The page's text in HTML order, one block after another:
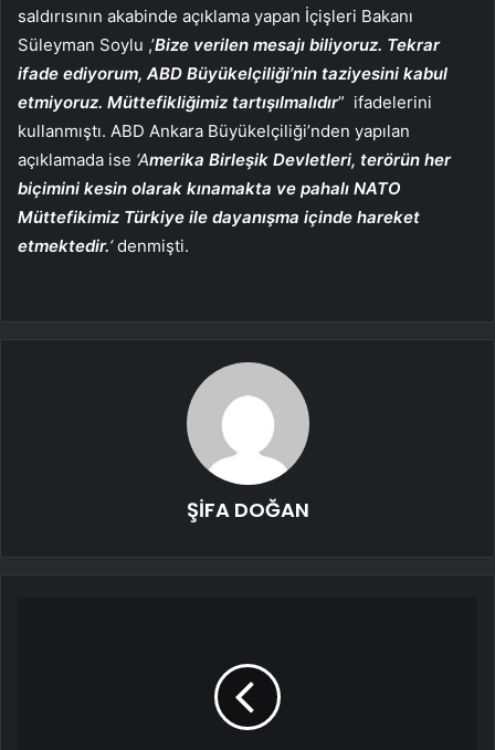
saldırısının akabinde açıklama yapan İçişleri Bakanı
Süleyman Soylu ,’Bize verilen mesajı biliyoruz. Tekrar
ifade ediyorum, ABD Büyükelçiliği’nin taziyesini kabul
etmiyoruz. Müttefikliğimiz tartışılmalıdır” ifadelerini
kullanmıştı. ABD Ankara Büyükelçiliği’nden yapılan
açıklamada ise ‘Amerika Birleşik Devletleri, terörün her
biçimini kesin olarak kınamakta ve pahalı NATO
Müttefikimiz Türkiye ile dayanışma içinde hareket
etmektedir.‘denmişti.
ŞİFA DOĞAN